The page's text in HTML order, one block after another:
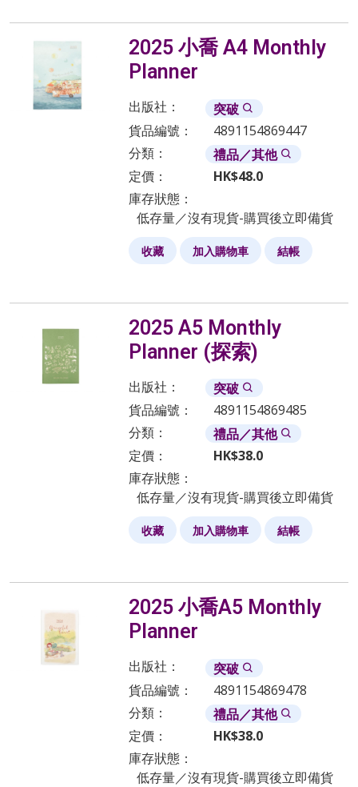
2025 小喬 A4 Monthly
Planner
出版社：
突破
貨品編號：
4891154869447
分類：
禮品／其他
定價：
HK$48.0
庫存狀態：
低存量／沒有現貨-購買後立即備貨
收藏 加入購物車 結帳
2025 A5 Monthly
Planner (探索)
出版社：
突破
貨品編號：
4891154869485
分類：
禮品／其他
定價：
HK$38.0
庫存狀態：
低存量／沒有現貨-購買後立即備貨
收藏 加入購物車 結帳
2025 小喬A5 Monthly
Planner
出版社：
突破
貨品編號：
4891154869478
分類：
禮品／其他
定價：
HK$38.0
庫存狀態：
低存量／沒有現貨-購買後立即備貨